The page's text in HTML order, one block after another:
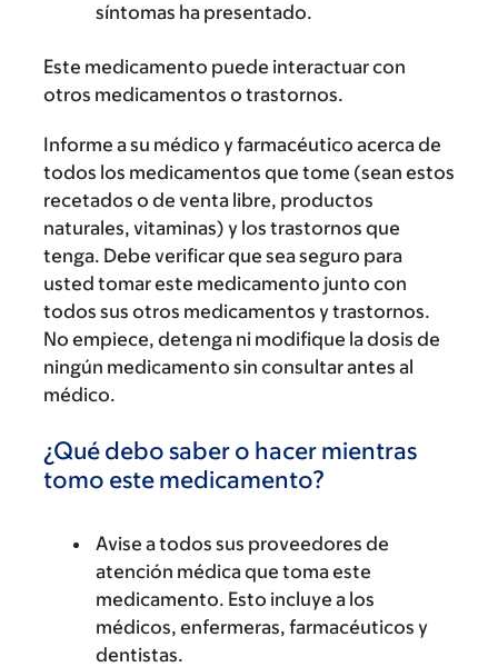
síntomas ha presentado.
Este medicamento puede interactuar con
otros medicamentos o trastornos.
Informe a su médico y farmacéutico acerca de
todos los medicamentos que tome (sean estos
recetados o de venta libre, productos
naturales, vitaminas) y los trastornos que
tenga. Debe verificar que sea seguro para
usted tomar este medicamento junto con
todos sus otros medicamentos y trastornos.
No empiece, detenga ni modifique la dosis de
ningún medicamento sin consultar antes al
médico.
¿Qué debo saber o hacer mientras
tomo este medicamento?
Avise a todos sus proveedores de
atención médica que toma este
medicamento. Esto incluye a los
médicos, enfermeras, farmacéuticos y
dentistas.